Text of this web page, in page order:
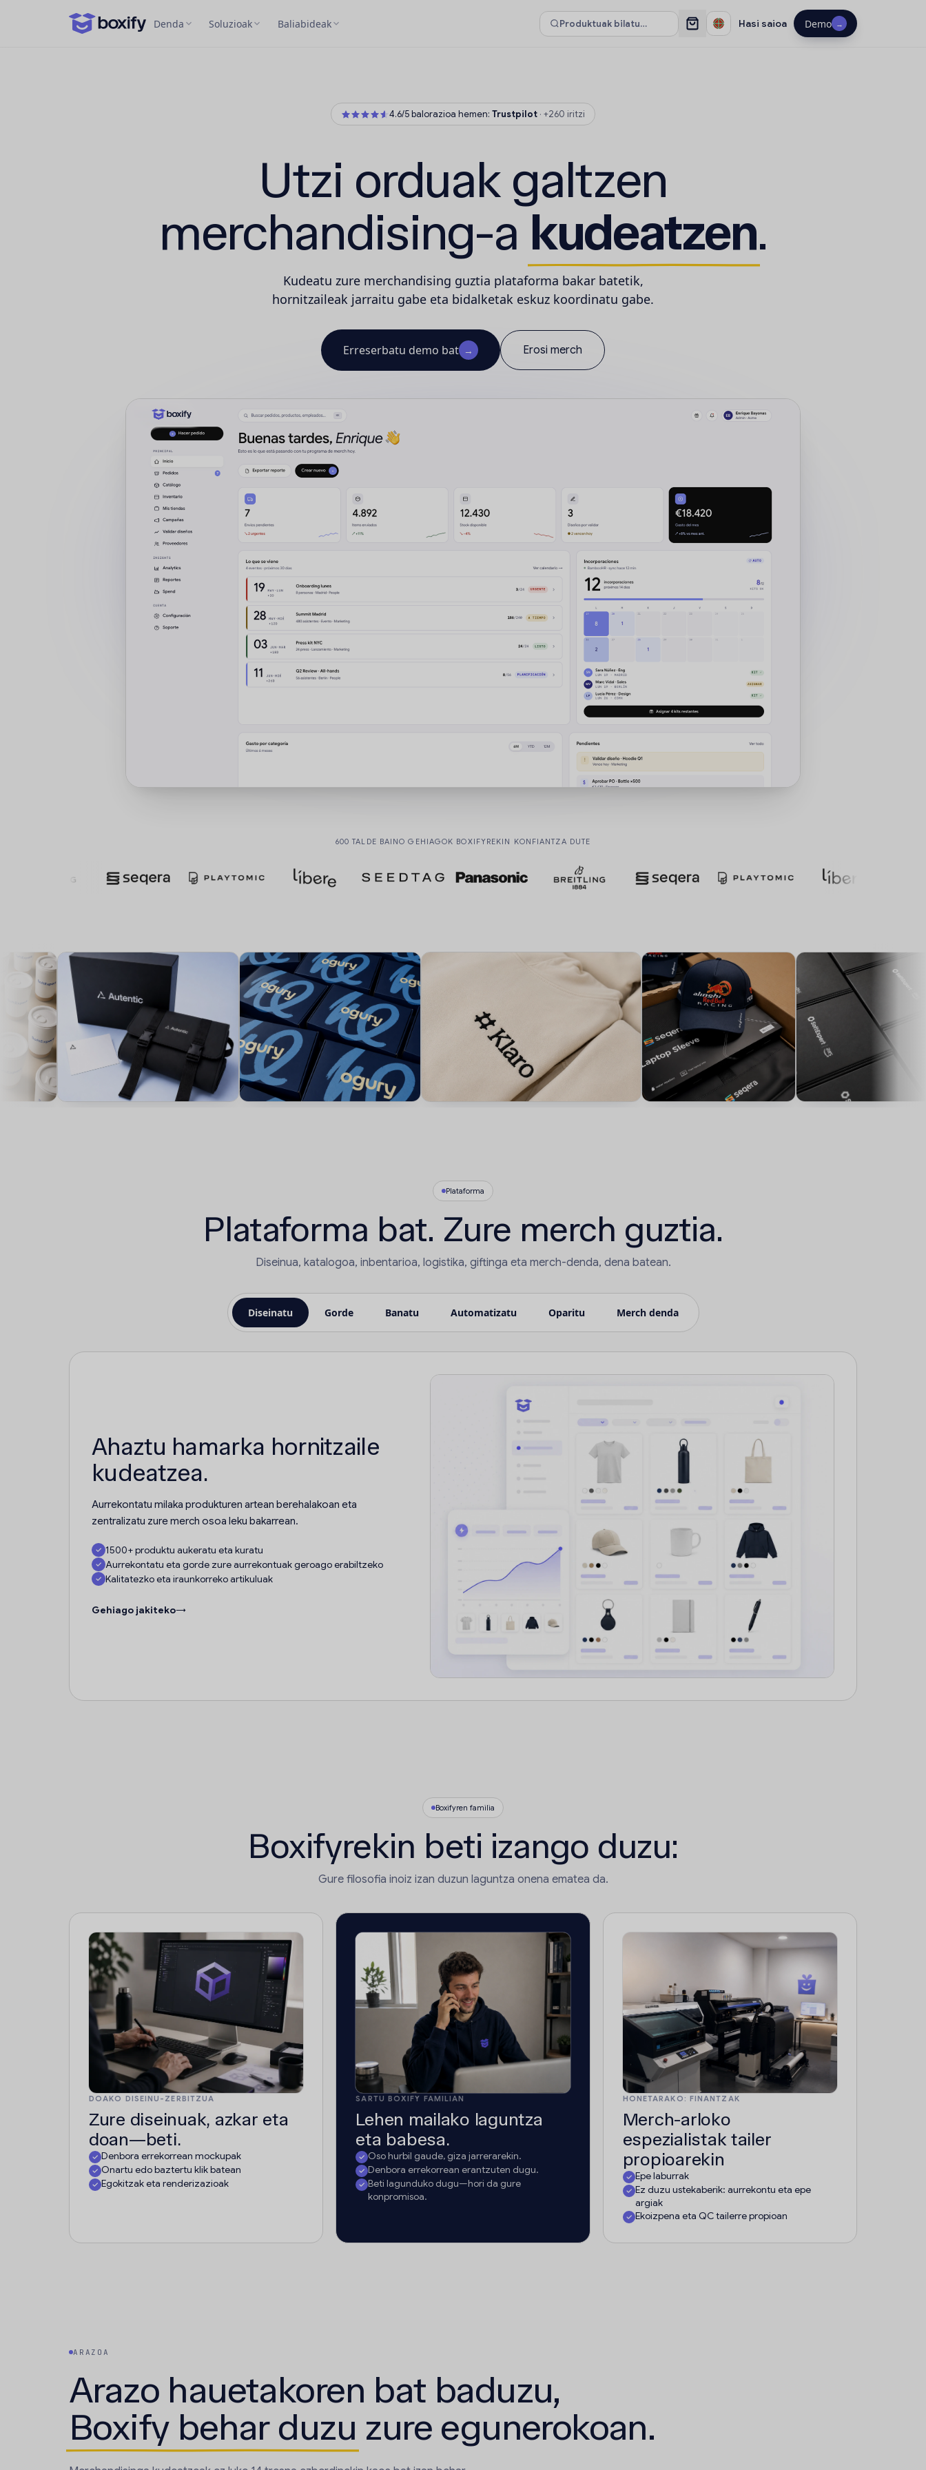
Denda Soluzioak Baliabideak Hasi saioa Demo →
4.6/5 balorazioa hemen: Trustpilot · +260 iritzi
Utzi orduak galtzen
merchandising-a kudeatzen.
Kudeatu zure merchandising guztia plataforma bakar batetik,
hornitzaileak jarraitu gabe eta bidalketak eskuz koordinatu gabe.
Erreserbatu demo bat → Erosi merch
600 TALDE BAINO GEHIAGOK BOXIFYREKIN KONFIANTZA DUTE
Plataforma
Plataforma bat. Zure merch guztia.
Diseinua, katalogoa, inbentarioa, logistika, giftinga eta merch-denda, dena batean.
Diseinatu Gorde Banatu Automatizatu Oparitu Merch denda
Ahaztu hamarka hornitzaile
kudeatzea.
Aurrekontatu milaka produkturen artean berehalakoan eta
zentralizatu zure merch osoa leku bakarrean.
1500+ produktu aukeratu eta kuratu
Aurrekontatu eta gorde zure aurrekontuak geroago erabiltzeko
Kalitatezko eta iraunkorreko artikuluak
Gehiago jakiteko→
Boxifyren familia
Boxifyrekin beti izango duzu:
Gure filosofia inoiz izan duzun laguntza onena ematea da.
DOAKO DISEINU-ZERBITZUA
Zure diseinuak, azkar eta
doan—beti.
Denbora errekorrean mockupak
Onartu edo baztertu klik batean
Egokitzak eta renderizazioak
SARTU BOXIFY FAMILIAN
Lehen mailako laguntza
eta babesa.
Oso hurbil gaude, giza jarrerarekin.
Denbora errekorrean erantzuten dugu.
Beti lagunduko dugu—hori da gure
konpromisoa.
HONETARAKO: FINANTZAK
Merch-arloko
espezialistak tailer
propioarekin
Epe laburrak
Ez duzu ustekaberik: aurrekontu eta epe
argiak
Ekoizpena eta QC tailerre propioan
ARAZOA
Arazo hauetakoren bat baduzu,
Boxify behar duzu zure egunerokoan.